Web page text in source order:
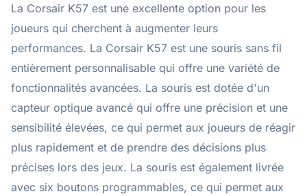
La Corsair K57 est une excellente option pour les
joueurs qui cherchent à augmenter leurs
performances. La Corsair K57 est une souris sans fil
entièrement personnalisable qui offre une variété de
fonctionnalités avancées. La souris est dotée d'un
capteur optique avancé qui offre une précision et une
sensibilité élevées, ce qui permet aux joueurs de réagir
plus rapidement et de prendre des décisions plus
précises lors des jeux. La souris est également livrée
avec six boutons programmables, ce qui permet aux